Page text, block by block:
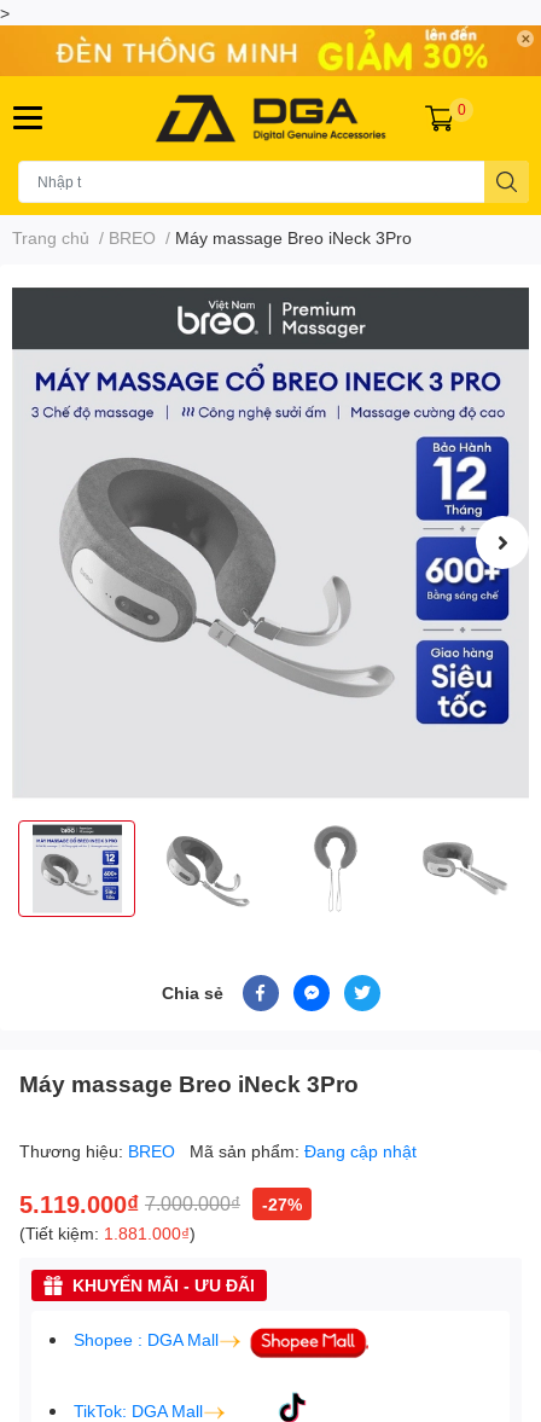
>
0
Trang chủ / BREO / Máy massage Breo iNeck 3Pro
Chia sẻ
Máy massage Breo iNeck 3Pro
Thương hiệu: BREO Mã sản phẩm: Đang cập nhật
5.119.000₫ 7.000.000₫
-27%
(Tiết kiệm: 1.881.000₫)
KHUYẾN MÃI - ƯU ĐÃI
Shopee : DGA Mall
TikTok: DGA Mall